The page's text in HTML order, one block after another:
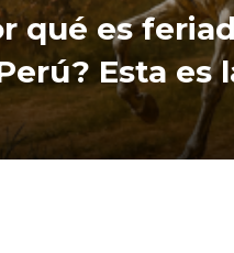
qué es
Esta es